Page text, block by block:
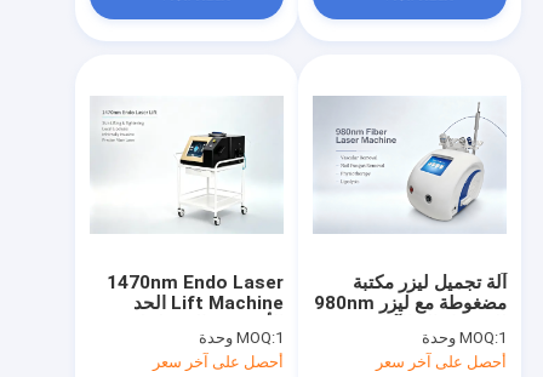
1470nm Endo Laser
Lift Machine الحد
الوجه تشديد الجسم تحليل
الدهون
MOQ:1 وحدة
أحصل على آخر سعر
آلة تجميل ليزر مكتبة
مضغوطة مع ليزر 980nm
الوعائية علاج الفطريات
الأظافر تخفيف الألم
MOQ:1 وحدة
أحصل على آخر سعر